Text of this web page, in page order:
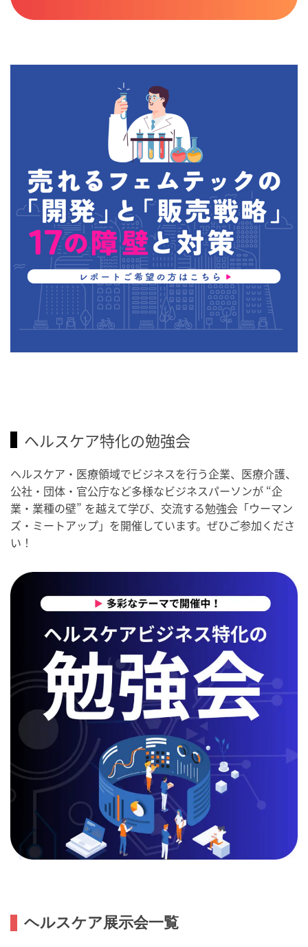
ヘルスケア特化の勉強会
ヘルスケア・医療領域でビジネスを行う企業、医療介護、
公社・団体・官公庁など多様なビジネスパーソンが “企
業・業種の壁” を越えて学び、交流する勉強会「ウーマン
ズ・ミートアップ」を開催しています。ぜひご参加くださ
い！
ヘルスケア展示会一覧